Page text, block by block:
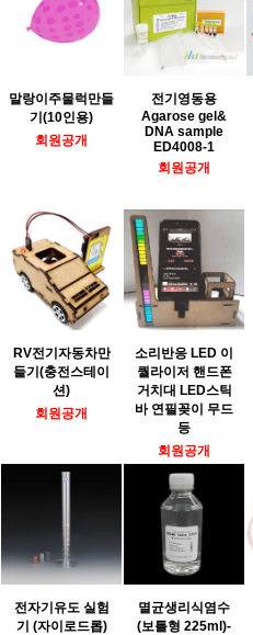
말랑이주물럭만들
기(10인용)
회원공개
전기영동용
Agarose gel&
DNA sample
ED4008-1
회원공개
RV전기자동차만
들기(충전스테이
션)
회원공개
소리반응 LED 이
퀄라이저 핸드폰
거치대 LED스틱
바 연필꽂이 무드
등
회원공개
전자기유도 실험
기 (자이로드롭)
멸균생리식염수
(보틀형 225ml)-